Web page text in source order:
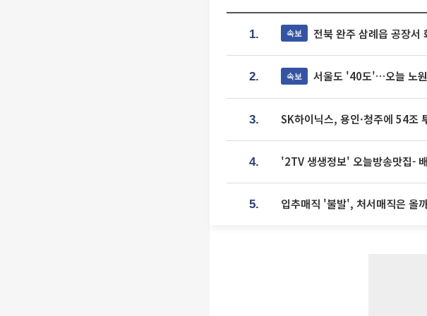
1. 속보 전북 완주 삼례읍 공장서
2. 속보 서울도 '40도'…오늘 노
3. SK하이닉스, 용인·청주에 54조
4. '2TV 생생정보' 오늘방송맛집-
5. 입추매직 '불발', 처서매직은 올